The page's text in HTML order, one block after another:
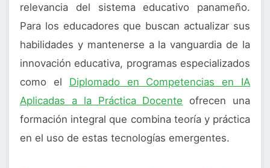
relevancia del sistema educativo panameño.
Para los educadores que buscan actualizar sus
habilidades y mantenerse a la vanguardia de la
innovación educativa, programas especializados
como el Diplomado en Competencias en IA
Aplicadas a la Práctica Docente ofrecen una
formación integral que combina teoría y práctica
en el uso de estas tecnologías emergentes.